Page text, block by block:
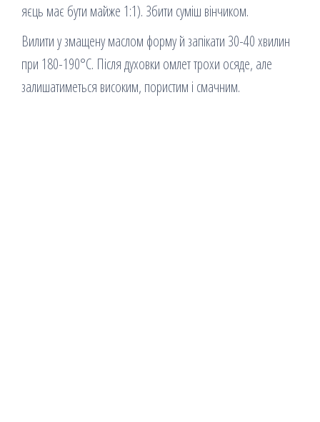
яєць має бути майже 1:1). Збити суміш вінчиком.
Вилити у змащену маслом форму й запікати 30-40 хвилин
при 180-190°С. Після духовки омлет трохи осяде, але
залишатиметься високим, пористим і смачним.